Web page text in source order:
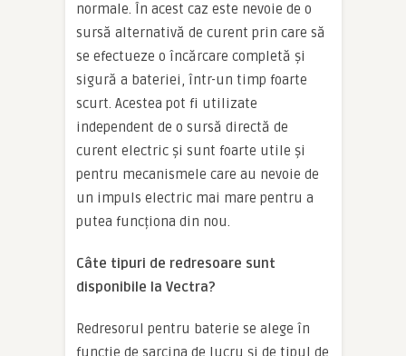
normale. În acest caz este nevoie de o
sursă alternativă de curent prin care să
se efectueze o încărcare completă și
sigură a bateriei, într-un timp foarte
scurt. Acestea pot fi utilizate
independent de o sursă directă de
curent electric și sunt foarte utile și
pentru mecanismele care au nevoie de
un impuls electric mai mare pentru a
putea funcționa din nou.
Câte tipuri de redresoare sunt
disponibile la Vectra?
Redresorul pentru baterie se alege în
funcție de sarcina de lucru și de tipul de